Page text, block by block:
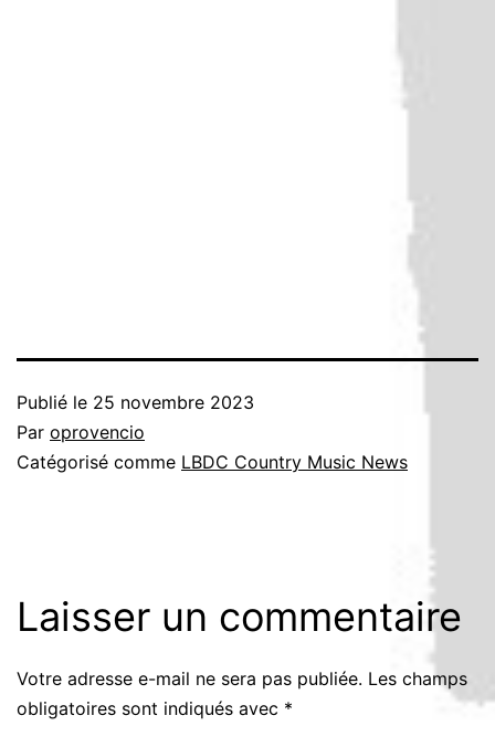
Publié le 25 novembre 2023
Par oprovencio
Catégorisé comme LBDC Country Music News
Laisser un commentaire
Votre adresse e-mail ne sera pas publiée. Les champs
obligatoires sont indiqués avec *